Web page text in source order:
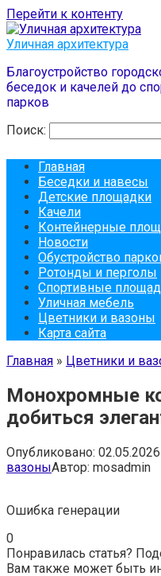
Перейти к контенту
Уличная архитектура
Благоустройство
беседок и качелей до
парков
Поиск:
Главная
Беседки и навесы
Детские площадки
Качели
Контейнерные
Новости
Обустройство
Ротонды и перголы
Спортивные
Уличная мебель
Цветники и вазоны
Карта сайта
Главная » Цветники и
Монохромные
добиться
Опубликовано: 02.05.2026
вазоныАвтор: mosadmin
Ошибка генерации
0
Понравилась статья?
Вам также может быть